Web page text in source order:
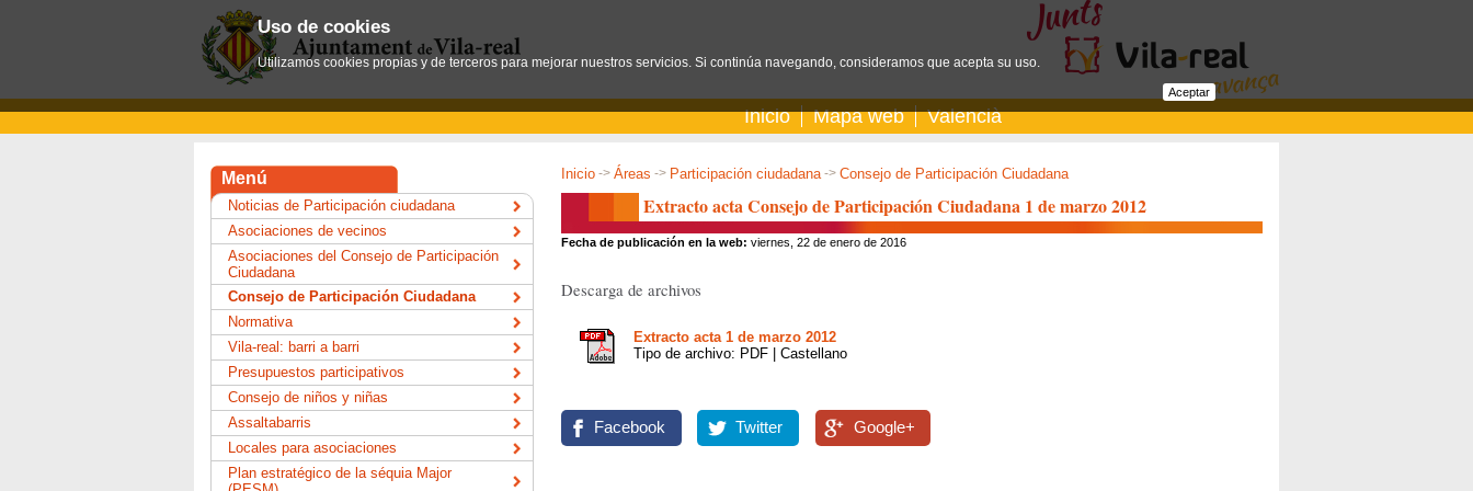
Inicio Mapa web Valencià
Inicio -> Áreas -> Participación ciudadana -> Consejo de Participación Ciudadana
Extracto acta Consejo de Participación Ciudadana 1 de marzo 2012
Fecha de publicación en la web: viernes, 22 de enero de 2016
Descarga de archivos
Extracto acta 1 de marzo 2012
Tipo de archivo: PDF | Castellano
Facebook Twitter Google+
Menú
Noticias de Participación ciudadana
Asociaciones de vecinos
Asociaciones del Consejo de Participación
Ciudadana
Consejo de Participación Ciudadana
Normativa
Vila-real: barri a barri
Presupuestos participativos
Consejo de niños y niñas
Assaltabarris
Locales para asociaciones
Plan estratégico de la séquia Major
Uso de cookies
Utilizamos cookies propias y de terceros para mejorar nuestros servicios. Si continúa navegando, consideramos que acepta su uso.
Aceptar